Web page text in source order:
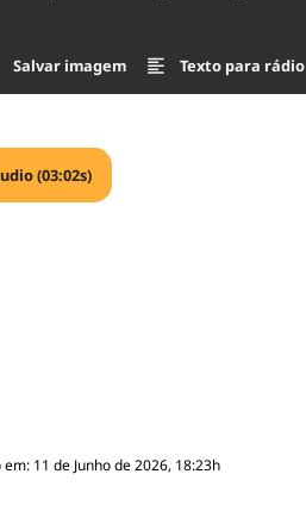
Salvar imagem Texto para rádio
(03:02s)
11 de Junho de 2026, 18:23h